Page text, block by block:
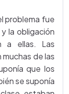
problema fue
la obligación
a ellas. Las
de las
que los
se suponía